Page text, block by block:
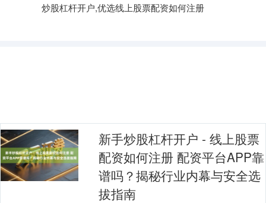
炒股杠杆开户,优选线上股票配资如何注册
新手炒股杠杆开户 - 线上股票
配资如何注册 配资平台APP靠
谱吗？揭秘行业内幕与安全选
拔指南
上证综指 3940.04 +39.68 +1.02%